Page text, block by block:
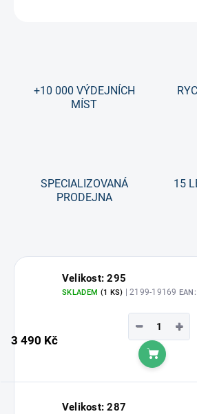
+10 000 VÝDEJNÍCH
MÍST
SPECIALIZOVANÁ
PRODEJNA
15
Velikost: 295
SKLADEM (1 KS) | 2199-19169 EAN:
3 490 Kč
+
−
Do
Velikost: 287